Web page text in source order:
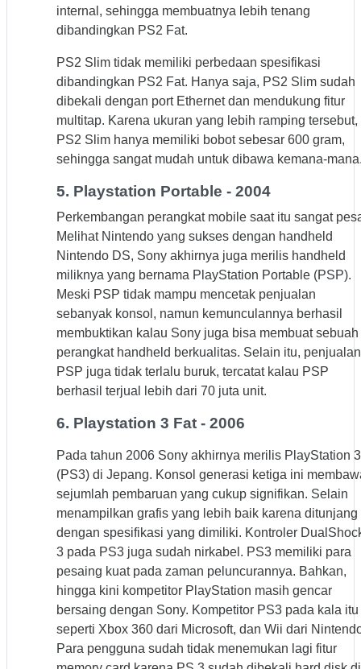
internal, sehingga membuatnya lebih tenang
dibandingkan PS2 Fat.
PS2 Slim tidak memiliki perbedaan spesifikasi
dibandingkan PS2 Fat. Hanya saja, PS2 Slim sudah
dibekali dengan port Ethernet dan mendukung fitur
multitap. Karena ukuran yang lebih ramping tersebut,
PS2 Slim hanya memiliki bobot sebesar 600 gram,
sehingga sangat mudah untuk dibawa kemana-
5. Playstation Portable - 2004
Perkembangan perangkat mobile saat itu sangat
Melihat Nintendo yang sukses dengan handheld
Nintendo DS, Sony akhirnya juga merilis handheld
miliknya yang bernama PlayStation Portable (PSP).
Meski PSP tidak mampu mencetak penjualan
sebanyak konsol, namun kemunculannya berhasil
membuktikan kalau Sony juga bisa membuat sebuah
perangkat handheld berkualitas. Selain itu, penjualan
PSP juga tidak terlalu buruk, tercatat kalau PSP
berhasil terjual lebih dari 70 juta unit.
6. Playstation 3 Fat - 2006
Pada tahun 2006 Sony akhirnya merilis PlayStation 3
(PS3) di Jepang. Konsol generasi ketiga ini
sejumlah pembaruan yang cukup signifikan. Selain
menampilkan grafis yang lebih baik karena ditunjang
dengan spesifikasi yang dimiliki. Kontroler
3 pada PS3 juga sudah nirkabel. PS3 memiliki para
pesaing kuat pada zaman peluncurannya. Bahkan,
hingga kini kompetitor PlayStation masih gencar
bersaing dengan Sony. Kompetitor PS3 pada kala itu
seperti Xbox 360 dari Microsoft, dan Wii dari
Para pengguna sudah tidak menemukan lagi fitur